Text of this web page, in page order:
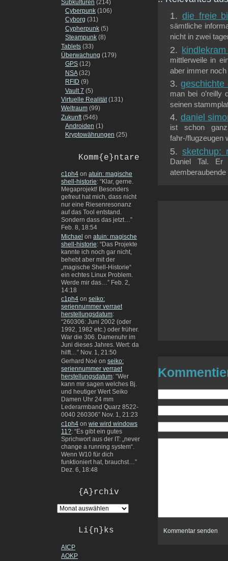
Subkulturen (214)
Cyberpunk (106)
Cyborg (31)
Cypherpunk (5)
Steampunk (8)
Tablets (33)
Überwachung (179)
GPS (12)
NSA(32)
RFID (9)
Vault 7 (5)
Virtuelle Realität(131)
Weltraum (99)
Zukunft (546)
Androiden (1)
Kryptowährungen (25)
Komm{e}ntare
c1ph4 on atuin: magische
shell-historie: “Klar, gerne.
Megaprojekt! Besonders
gefreut hat mich, dass nicht
nur eine Riesenresonanz
auf das Tool entstand.
Sondern dass das jetzt…”
Feb. 8, 18:54
Michael on atuin: magische
shell-historie: “Das Projekte
kannte ich noch gar nicht,
behebt aber mit der
„magische Shell-Historie“
ein echtes Linux Problem.
Werde mir das… ” Feb. 2,
14:18
c1ph4 on seiko:
seriennummer verraet
herstellungsdatum:
“260306: Juni 2002 (oder
1992, 1982 etc.) oder früher.
War die 306. Damenuhr im
Juni dieses Jahres. Wert: da
hilft…” Nov. 1, 21:50
Gerhard Noé on seiko:
seriennummer verraet
herstellungsdatum: “Wer
kann mir sagen welches Bj.
und heutiger Wert Seiko
Damen Uhr 24 mm
Lederarmband Quarz 8522-
0040 260306” Nov. 1, 21:23
c1ph4 on wie wird windows
11?: “Es gibt ein gutes
Sprichwort aus der IT: „never
change a running system“.
Wenn W10 für dich
funktioniert hat, brauchst…”
Dez. 6, 18:48
{A}rchiv
Li{n}ks
AICP
AOKP
die freie
sämtliche
nicht in zwei
mittlerweile in
aber immer
geschichte
man bei o’reilly
seinen
daniel
ist schon
fahr-/flugzeugen
sketchup:
Daniel Tal. Er